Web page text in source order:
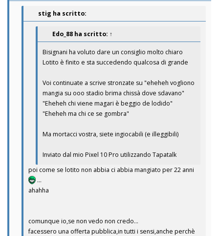
stig ha scritto:
Edo_88 ha scritto: ↑
Bisignani ha voluto dare un consiglio molto chiaro
Lotito è finito e sta succedendo qualcosa di grande
Voi continuate a scrive stronzate su "eheheh vogliono
mangia su ooo stadio brima chissà dove sdavano"
"Eheheh chi viene magari è beggio de lodido"
"Eheheh ma chi ce se gombra"
Ma mortacci vostra, siete ingiocabili (e illeggibili)
Inviato dal mio Pixel 10 Pro utilizzando Tapatalk
poi come se lotito non abbia ci abbia mangiato per 22 anni
...
ahahha
comunque io,se non vedo non credo...
facessero una offerta pubblica,in tutti i sensi,anche perchè